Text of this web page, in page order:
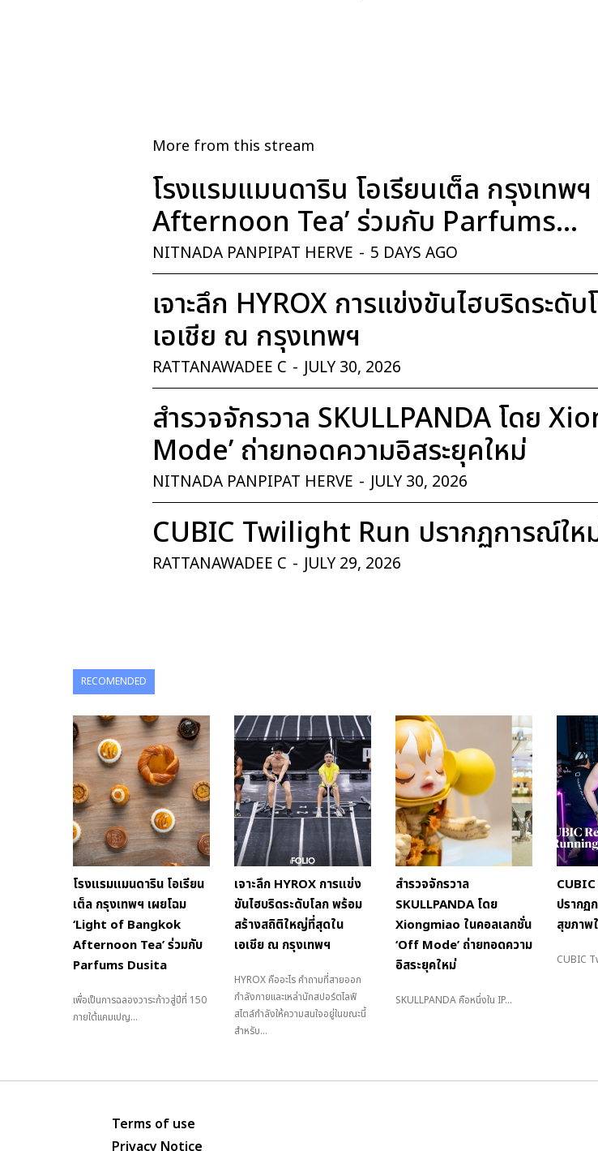
More from this stream
โรงแรมแมนดาริน โอเรียนเต็ล กรุงเท
Afternoon Tea’ ร่วมกับ Parfums...
NITNADA PANPIPAT HERVE - 5 DAYS AGO
เจาะลึก HYROX การแข่งขันไฮบริดระ
เอเชีย ณ กรุงเทพฯ
RATTANAWADEE C - JULY 30, 2026
สำรวจจักรวาล SKULLPANDA โดย
Mode’ ถ่ายทอดความอิสระยุคใหม่
NITNADA PANPIPAT HERVE - JULY 30, 2026
CUBIC Twilight Run ปรากฏการณ์ให
RATTANAWADEE C - JULY 29, 2026
RECOMENDED
โรงแรมแมนดาริน โอเรียน
เต็ล กรุงเทพฯ เผยโฉม
‘Light of Bangkok
Afternoon Tea’ ร่วมกับ
Parfums Dusita
เพื่อเป็นการฉลองวาระก้าวสู่ปีที่ 150
ภายใต้แคมเปญ...
เจาะลึก HYROX การแข่ง
ขันไฮบริดระดับโลก พร้อม
สร้างสถิติใหญ่ที่สุดใน
เอเชีย ณ กรุงเทพฯ
HYROX คืออะไร คำถามที่สายออก
กำลังกายและเหล่านักสปอร์ตไลฟ์
สไตล์กำลังให้ความสนใจอยู่ในขณะนี้
สำหรับ...
สำรวจจักรวาล
SKULLPANDA โดย
Xiongmiao ในคอลเลกชั่น
‘Off Mode’ ถ่ายทอดความ
อิสระยุคใหม่
SKULLPANDA คือหนึ่งใน IP...
ปรากฏ
สุขภาพ
Terms of use
Privacy Notice